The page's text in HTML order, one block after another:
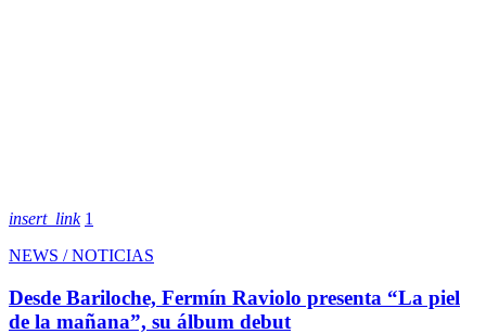
insert_link 1
NEWS / NOTICIAS
Desde Bariloche, Fermín Raviolo presenta “La piel
de la mañana”, su álbum debut